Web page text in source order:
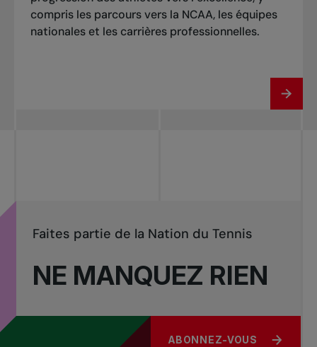
compris les parcours vers la NCAA, les équipes
nationales et les carrières professionnelles.
NE MANQUEZ RIEN
Faites partie de la Nation du Tennis
ABONNEZ-VOUS